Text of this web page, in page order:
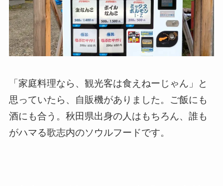
「家庭料理なら、観光客は食えねーじゃん」と
思っていたら、自販機がありました。ご飯にも
酒にも合う。秋田県出身の人はもちろん、誰も
がハマる歌志内のソウルフードです。